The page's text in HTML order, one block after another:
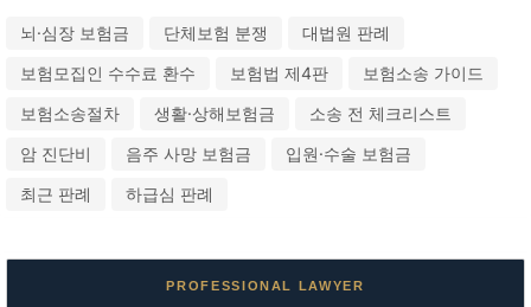
뇌·심장 보험금 단체보험 분쟁
대법원 판례
보험모집인 수수료 환수
보험법 제4판
보험소송 가이드
보험소송절차
생활·상해보험금
소송 전 체크리스트
암 진단비
음주 사망 보험금
입원·수술 보험금
최근 판례
하급심 판례
PROFESSIONAL LAWYER